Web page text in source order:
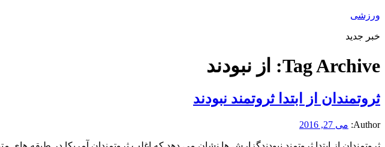
ورزشی
خبر جدید
Tag Archive: از نبودند
ثروتمندان از ابتدا ثروتمند نبودند
Author: می 27, 2016